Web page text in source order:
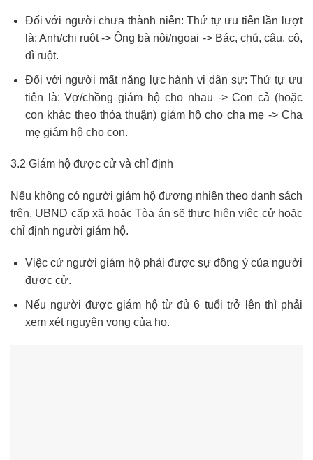
Đối với người chưa thành niên: Thứ tự ưu tiên lần lượt
là: Anh/chị ruột -> Ông bà nội/ngoại -> Bác, chú, cậu, cô,
dì ruột.
Đối với người mất năng lực hành vi dân sự: Thứ tự ưu
tiên là: Vợ/chồng giám hộ cho nhau -> Con cả (hoặc
con khác theo thỏa thuận) giám hộ cho cha mẹ -> Cha
mẹ giám hộ cho con.
3.2 Giám hộ được cử và chỉ định
Nếu không có người giám hộ đương nhiên theo danh sách
trên, UBND cấp xã hoặc Tòa án sẽ thực hiện việc cử hoặc
chỉ định người giám hộ.
Việc cử người giám hộ phải được sự đồng ý của người
được cử.
Nếu người được giám hộ từ đủ 6 tuổi trở lên thì phải
xem xét nguyện vọng của họ.